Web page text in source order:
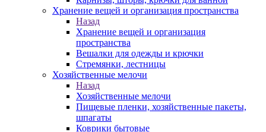
Хранение вещей и организация пространства
Назад
Хранение вещей и организация
пространства
Вешалки для одежды и крючки
Стремянки, лестницы
Хозяйственные мелочи
Назад
Хозяйственные мелочи
Пищевые пленки, хозяйственные пакеты,
шпагаты
Коврики бытовые